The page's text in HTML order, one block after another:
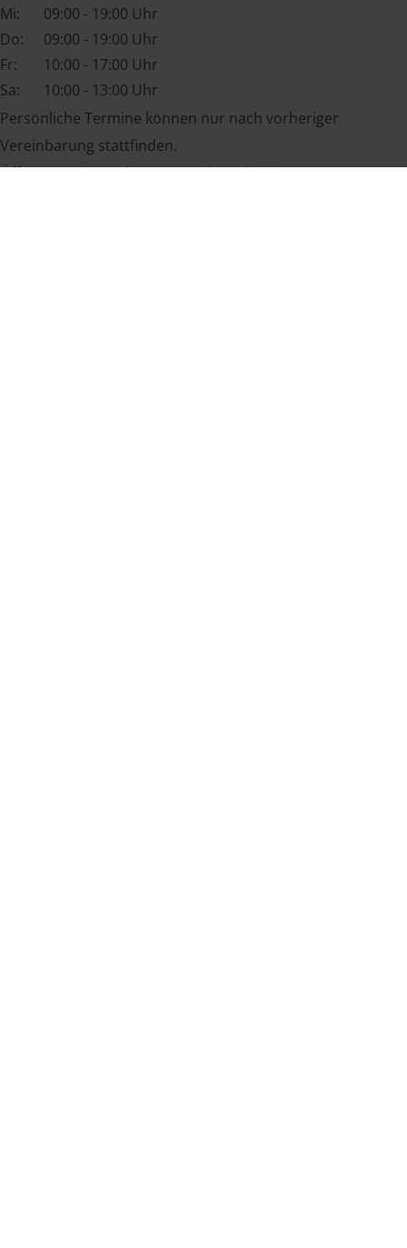
Mi:
09:00 - 19:00 Uhr
Do:
09:00 - 19:00 Uhr
Fr:
10:00 - 17:00 Uhr
Sa:
10:00 - 13:00 Uhr
Persönliche Termine können nur nach vorheriger
Vereinbarung stattfinden.
Öffnungszeiten gelten nur nach vorheriger